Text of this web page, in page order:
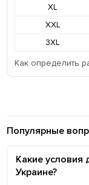
XL
XXL
3XL
Как определить
Популярные
Какие условия
Украине?